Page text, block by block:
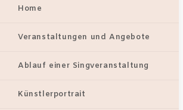
Home
Veranstaltungen und Angebote
Ablauf einer Singveranstaltung
Künstlerportrait